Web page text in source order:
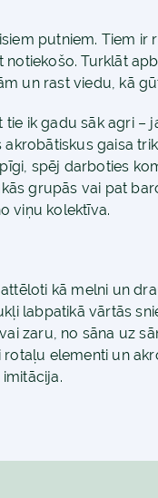
putniem. Tiem ir
notiekošo. Turklāt
un rast viedu, kā
ik gadu sāk agri –
gaisa
spēj darboties
grupās vai pat
viņu kolektīva.
kā melni un
labpatikā vārtās
zaru, no sāna uz
elementi un